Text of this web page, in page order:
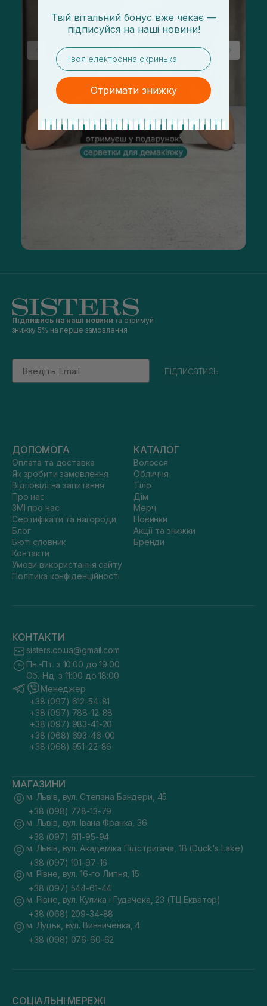
Підпишись на наші новини та отримуй
знижку 5% на перше замовлення
Email
підписатись
ДОПОМОГА
Оплата та доставка
Як зробити замовлення
Відповіді на запитання
Про нас
ЗМІ про нас
Сертифікати та нагороди
Блог
Бюті словник
Контакти
Умови використання сайту
Політика конфіденційності
КАТАЛОГ
Волосся
Обличчя
Тіло
Дім
Мерч
Новинки
Акції та знижки
Бренди
КОНТАКТИ
sisters.co.ua@gmail.com
Пн.-Пт. з 10:00 до 19:00
Сб.-Нд. з 11:00 до 18:00
Менеджер
+38 (097) 612-54-81
+38 (097) 788-12-88
+38 (097) 983-41-20
+38 (068) 693-46-00
+38 (068) 951-22-86
МАГАЗИНИ
м. Львів, вул. Степана Бандери, 45
+38 (098) 778-13-79
м. Львів, вул. Івана Франка, 36
+38 (097) 611-95-94
м. Львів, вул. Академіка Підстригача, 1В (Duck's Lake)
+38 (097) 101-97-16
м. Рівне, вул. 16-го Липня, 15
+38 (097) 544-61-44
м. Рівне, вул. Кулика і Гудачека, 23 (ТЦ Екватор)
+38 (068) 209-34-88
м. Луцьк, вул. Винниченка, 4
+38 (098) 076-60-62
СОЦІАЛЬНІ МЕРЕЖІ
Твій вітальний бонус вже чекає —
підписуйся на наші новини!
email
Отримати знижку